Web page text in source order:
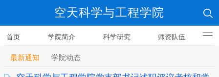
空天科学与工程学院
首页 学院简介 科学研究 师资队伍
人才培养
最新通知 学院动态